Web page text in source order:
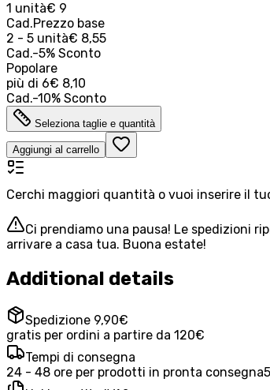
1 unità€ 9
Cad.Prezzo base
2 - 5 unità€ 8,55
Cad.-5% Sconto
Popolare
più di 6€ 8,10
Cad.-10% Sconto
Seleziona taglie e quantità
Aggiungi al carrello
Cerchi maggiori quantità o vuoi inserire il
Ci prendiamo una pausa! Le spedizioni
arrivare a casa tua. Buona estate!
Additional details
Spedizione 9,90€
gratis per ordini a partire da 120€
Tempi di consegna
24 - 48 ore per prodotti in pronta consegna